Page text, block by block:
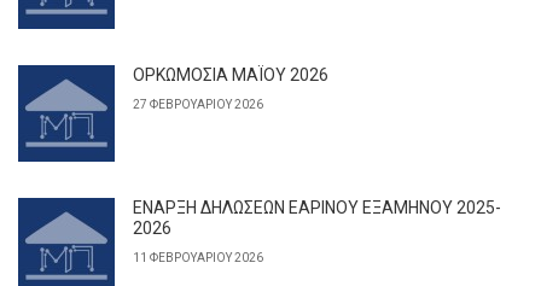
ΟΡΚΩΜΟΣΙΑ ΜΑΪΟΥ 2026
27 ΦΕΒΡΟΥΑΡΊΟΥ 2026
ΕΝΑΡΞΗ ΔΗΛΩΣΕΩΝ ΕΑΡΙΝΟΥ ΕΞΑΜΗΝΟΥ 2025-
2026
11 ΦΕΒΡΟΥΑΡΊΟΥ 2026